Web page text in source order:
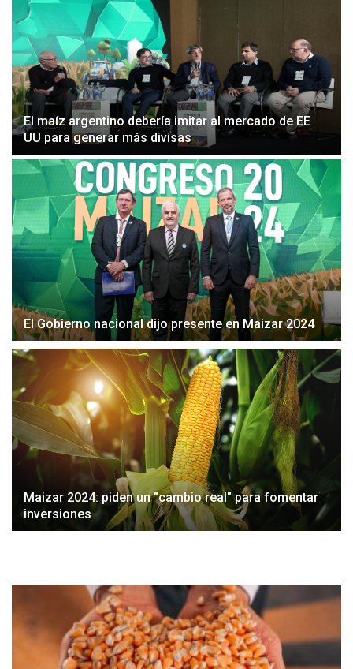
El maíz argentino debería imitar al mercado de EE
UU para generar más divisas
El Gobierno nacional dijo presente en Maizar 2024
Maizar 2024: piden un "cambio real" para fomentar
inversiones